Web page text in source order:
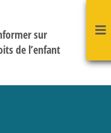
sur
de l’enfant